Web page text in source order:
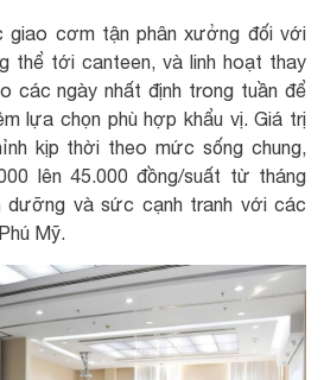
giao cơm tận phân xưởng đối với
thể tới canteen, và linh hoạt thay
các ngày nhất định trong tuần để
lựa chọn phù hợp khẩu vị. Giá trị
kịp thời theo mức sống chung,
lên 45.000 đồng/suất từ tháng
dưỡng và sức cạnh tranh với các
Mỹ.